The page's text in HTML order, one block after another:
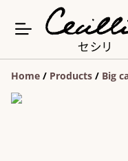
Home / Products / Big